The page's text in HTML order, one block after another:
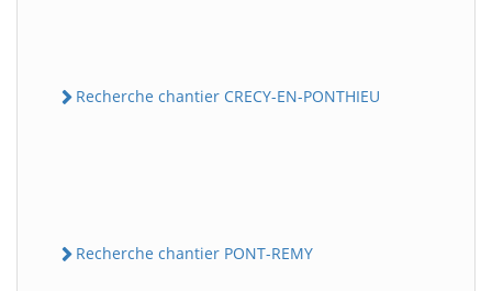
Recherche chantier CRECY-EN-PONTHIEU
Recherche chantier PONT-REMY